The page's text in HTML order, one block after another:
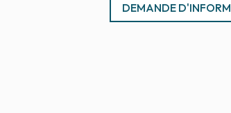
DEMANDE